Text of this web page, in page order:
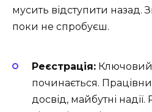
мусить відступити назад.
поки не спробуєш.
Реєстрація: Ключовий
починається.
досвід, майбутні